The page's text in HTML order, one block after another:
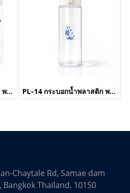
PL-11 กระบอกน้ำพลาสติก พรีเมี่ยม PL-14 กระบอกน้ำพลาสติก พรีเมี่ยม((copy)(copy)
Chaytale Rd, Samae dam
Thailand. 10150